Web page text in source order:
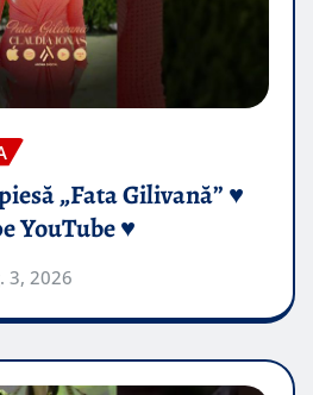
„Fata Gilivană” ♥️
YouTube ♥️
3, 2026